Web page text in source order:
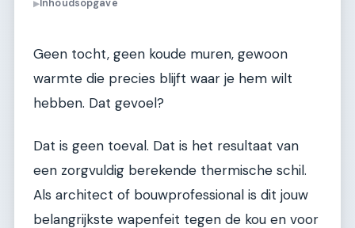
▶Inhoudsopgave
Geen tocht, geen koude muren, gewoon
warmte die precies blijft waar je hem wilt
hebben. Dat gevoel?
Dat is geen toeval. Dat is het resultaat van
een zorgvuldig berekende thermische schil.
Als architect of bouwprofessional is dit jouw
belangrijkste wapenfeit tegen de kou en voor